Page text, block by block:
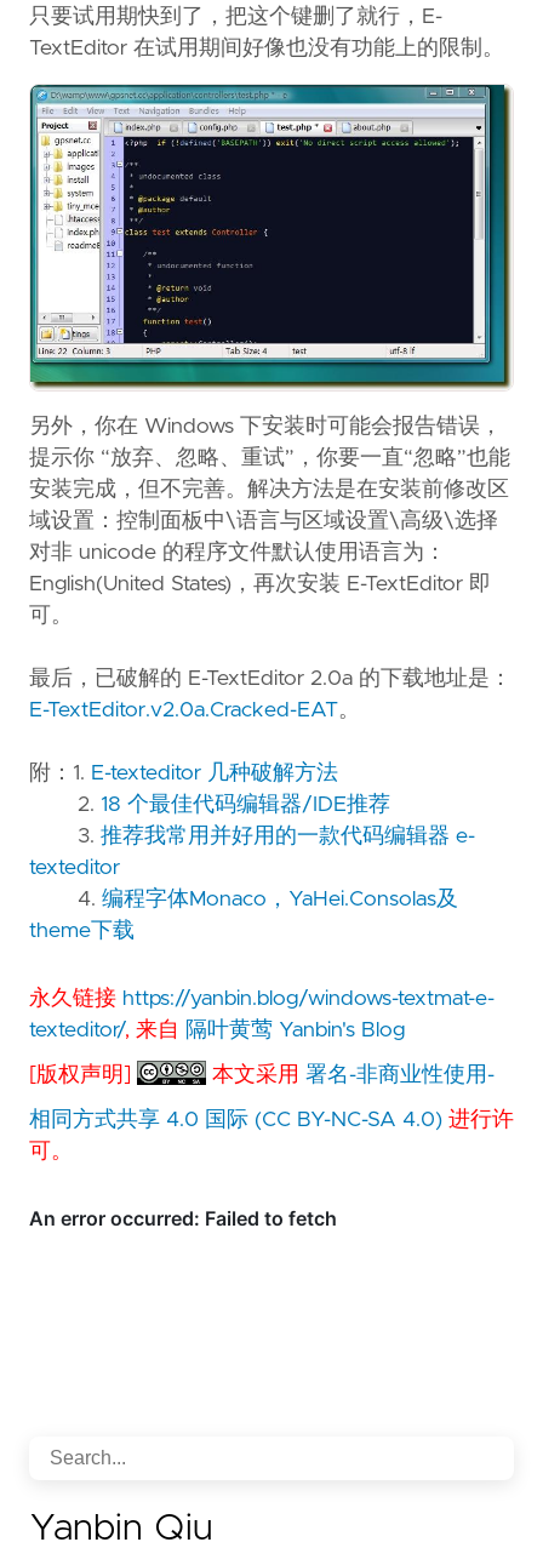
只要试用期快到了，把这个键删了就行，E-
TextEditor 在试用期间好像也没有功能上的限制。
另外，你在 Windows 下安装时可能会报告错误，
提示你 “放弃、忽略、重试”，你要一直“忽略”也能
安装完成，但不完善。解决方法是在安装前修改区
域设置：控制面板中\语言与区域设置\高级\选择
对非 unicode 的程序文件默认使用语言为：
English(United States)，再次安装 E-TextEditor 即
可。
最后，已破解的 E-TextEditor 2.0a 的下载地址是：
E-TextEditor.v2.0a.Cracked-EAT。
附：1. E-texteditor 几种破解方法
2. 18 个最佳代码编辑器/IDE推荐
3. 推荐我常用并好用的一款代码编辑器 e-
texteditor
4. 编程字体Monaco，YaHei.Consolas及
theme下载
永久链接 https://yanbin.blog/windows-textmat-e-
texteditor/, 来自 隔叶黄莺 Yanbin's Blog
[版权声明] 本文采用署名-非商业性使用-
相同方式共享 4.0 国际 (CC BY-NC-SA 4.0) 进行许
可。
Yanbin Qiu